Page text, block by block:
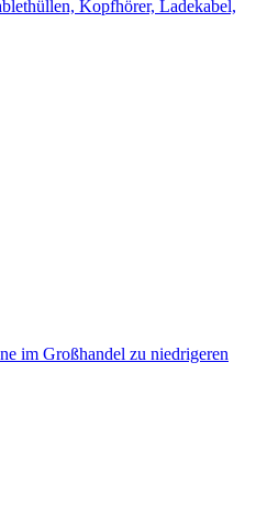
Kopfhörer, Ladekabel,
im Großhandel zu niedrigeren